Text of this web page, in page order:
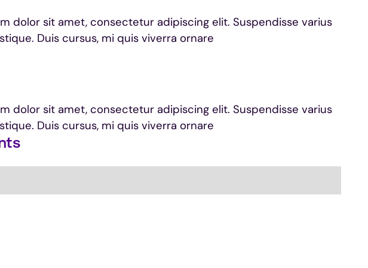
dolor sit amet, consectetur adipiscing elit. Suspendisse varius
Duis cursus, mi quis viverra ornare
dolor sit amet, consectetur adipiscing elit. Suspendisse varius
Duis cursus, mi quis viverra ornare